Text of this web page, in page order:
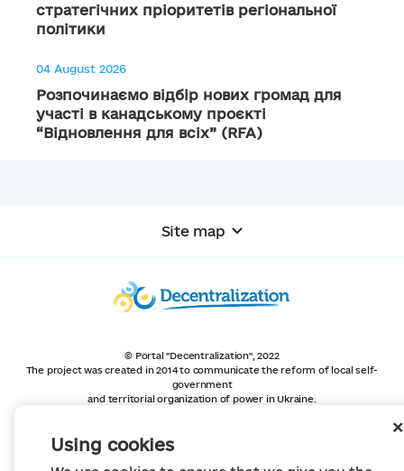
Using cookies
стратегічних пріоритетів регіональної
політики
04 August 2026
Розпочинаємо відбір нових громад для
участі в канадському проєкті
“Відновлення для всіх” (RFA)
Site map
© Portal "Decentralization", 2022
The project was created in 2014 to communicate the reform of local self-
government
and territorial organization of power in Ukraine.
Creative Commons Attribution 4.0 International license,